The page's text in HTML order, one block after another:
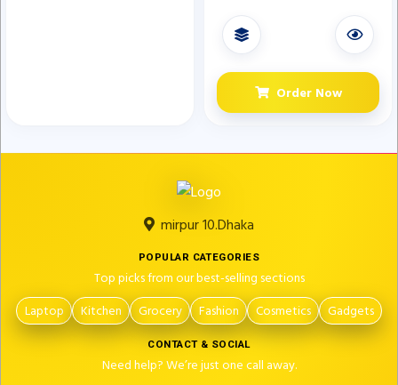
Shirt Pocket t Shirts Men
Order Now
mirpur 10.Dhaka
POPULAR CATEGORIES
Top picks from our best-selling sections
Laptop
Kitchen Grocery Fashion Cosmetics Gadgets
CONTACT & SOCIAL
Need help? We’re just one call away.